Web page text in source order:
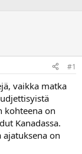
#1
vaikka matka
kohteena on
Kanadassa.
ajatuksena on